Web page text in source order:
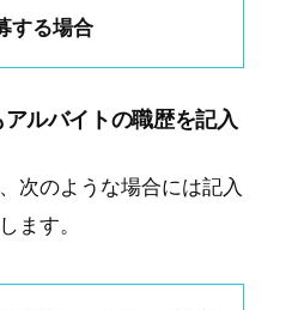
する場合
ルバイトの職歴を記入
次のような場合には記入
ます。